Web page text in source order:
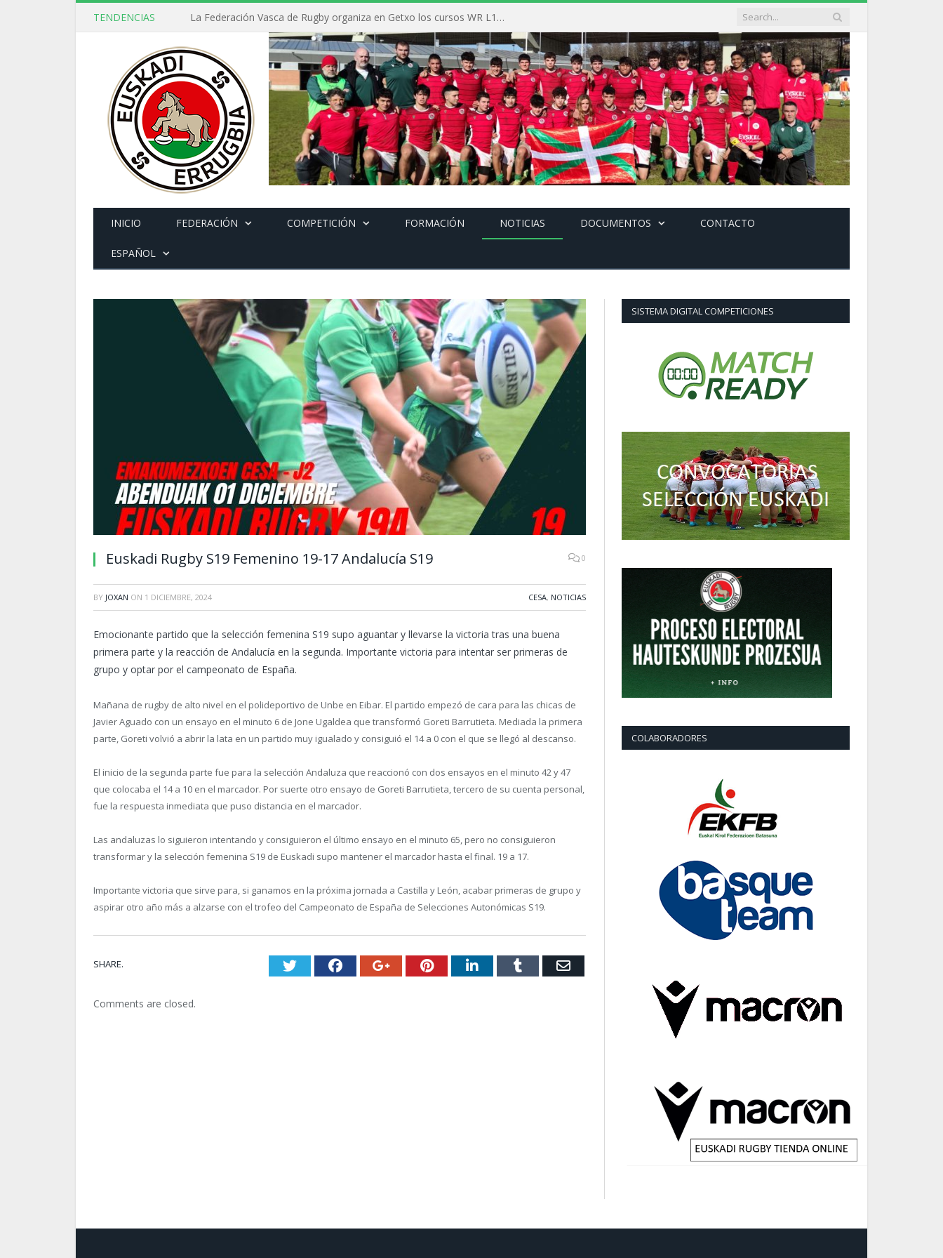
TENDENCIAS La Federación Vasca de Rugby organiza en Getxo los cursos WR L1, WR L2 y N1 durante el mes de septiembre
INICIO FEDERACIÓN COMPETICIÓN FORMACIÓN NOTICIAS DOCUMENTOS CONTACTO
ESPAÑOL
Euskadi Rugby S19 Femenino 19-17 Andalucía S19 0
BY JOXAN ON 1 DICIEMBRE, 2024 CESA, NOTICIAS
Emocionante partido que la selección femenina S19 supo aguantar y llevarse la victoria tras una buena
primera parte y la reacción de Andalucía en la segunda. Importante victoria para intentar ser primeras de
grupo y optar por el campeonato de España.
Mañana de rugby de alto nivel en el polideportivo de Unbe en Eibar. El partido empezó de cara para las chicas de
Javier Aguado con un ensayo en el minuto 6 de Jone Ugaldea que transformó Goreti Barrutieta. Mediada la primera
parte, Goreti volvió a abrir la lata en un partido muy igualado y consiguió el 14 a 0 con el que se llegó al descanso.
El inicio de la segunda parte fue para la selección Andaluza que reaccionó con dos ensayos en el minuto 42 y 47
que colocaba el 14 a 10 en el marcador. Por suerte otro ensayo de Goreti Barrutieta, tercero de su cuenta personal,
fue la respuesta inmediata que puso distancia en el marcador.
Las andaluzas lo siguieron intentando y consiguieron el último ensayo en el minuto 65, pero no consiguieron
transformar y la selección femenina S19 de Euskadi supo mantener el marcador hasta el final. 19 a 17.
Importante victoria que sirve para, si ganamos en la próxima jornada a Castilla y León, acabar primeras de grupo y
aspirar otro año más a alzarse con el trofeo del Campeonato de España de Selecciones Autonómicas S19.
SHARE. TwitterFacebookGoogle+Pinterest
LinkedInTumblrEmail
Comments are closed.
SISTEMA DIGITAL COMPETICIONES
COLABORADORES